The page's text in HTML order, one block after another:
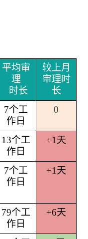
平均审
理
时长
较上月
审理时
长
7个工
作日
0
13个工
作日
+1 天
7个工
作日
+1 天
79个工
作日
+6天